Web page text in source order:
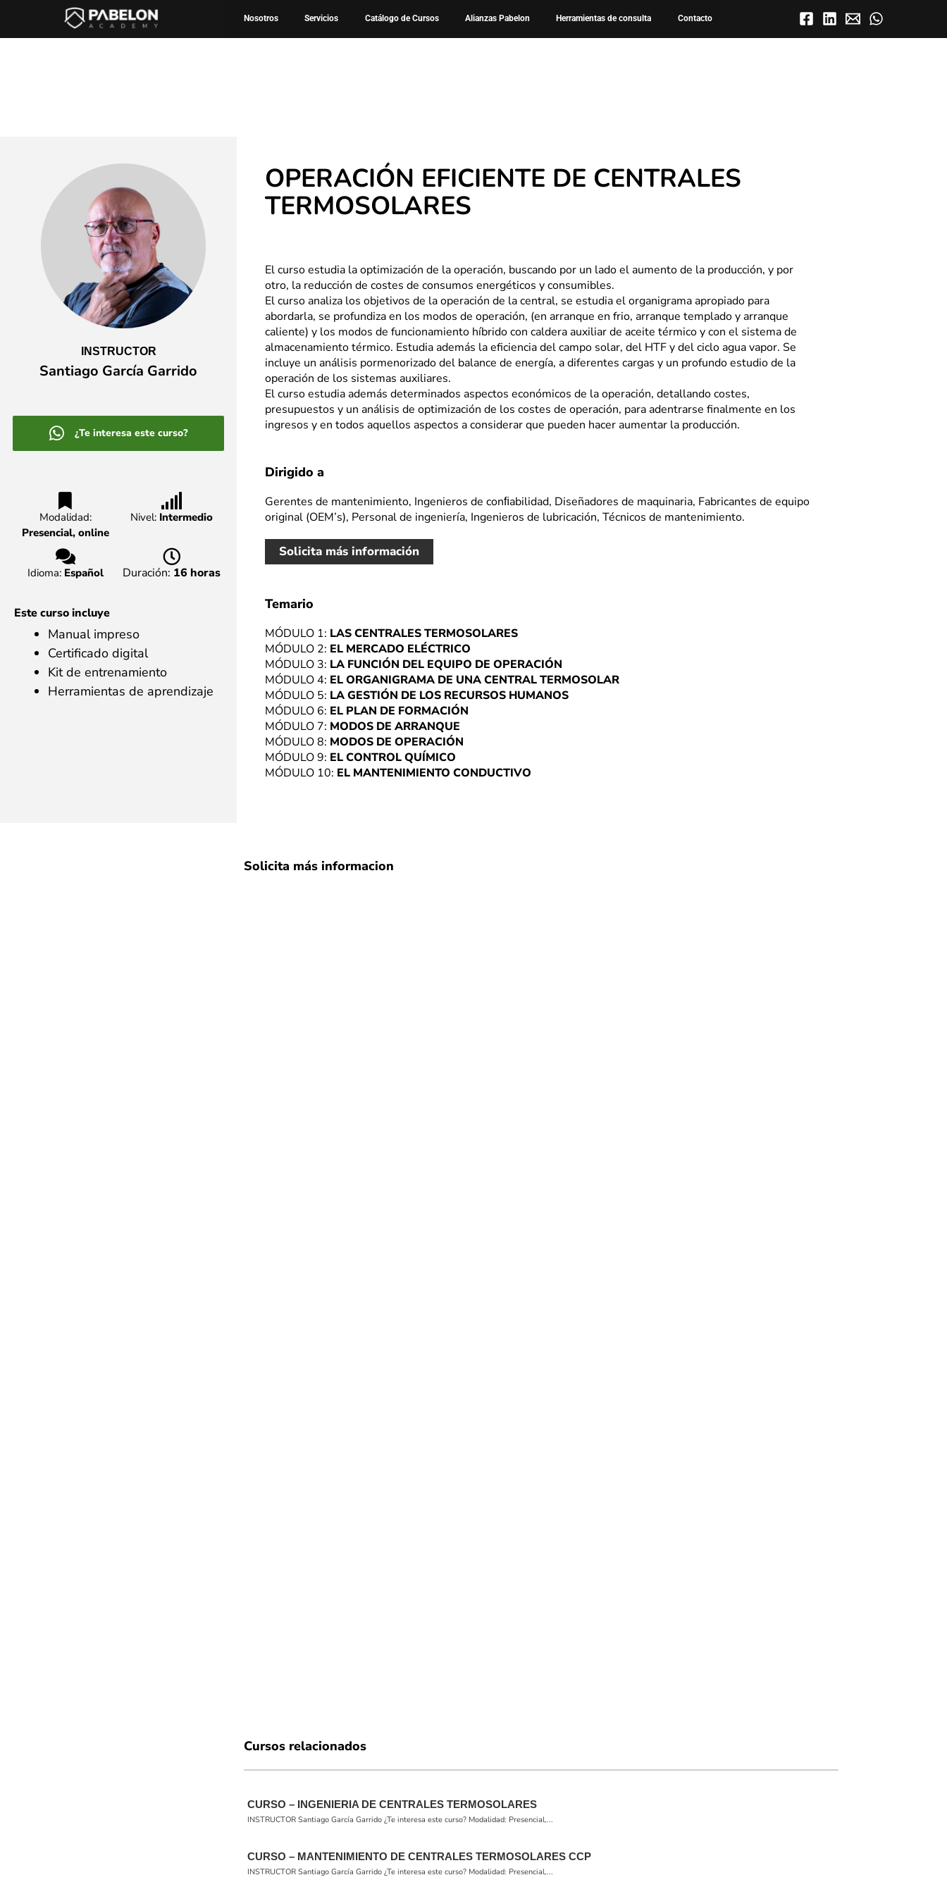
contenido
Nosotros Servicios Catálogo de Cursos Alianzas Pabelon Herramientas de consulta Contacto
Inicio Soluciones para empresas Catálogo de Cursos Curso – Operacion Eficiente de Centrales Termosolares
INSTRUCTOR
Santiago García Garrido
¿Te interesa este curso?
Modalidad:
Presencial, online
Nivel: Intermedio
Idioma: Español Duración: 16 horas
Este curso incluye
Manual impreso
Certificado digital
Kit de entrenamiento
Herramientas de aprendizaje
OPERACIÓN EFICIENTE DE CENTRALES
TERMOSOLARES
El curso estudia la optimización de la operación, buscando por un lado el aumento de la producción, y por
otro, la reducción de costes de consumos energéticos y consumibles.
El curso analiza los objetivos de la operación de la central, se estudia el organigrama apropiado para
abordarla, se profundiza en los modos de operación, (en arranque en frio, arranque templado y arranque
caliente) y los modos de funcionamiento híbrido con caldera auxiliar de aceite térmico y con el sistema de
almacenamiento térmico. Estudia además la eficiencia del campo solar, del HTF y del ciclo agua vapor. Se
incluye un análisis pormenorizado del balance de energía, a diferentes cargas y un profundo estudio de la
operación de los sistemas auxiliares.
El curso estudia además determinados aspectos económicos de la operación, detallando costes,
presupuestos y un análisis de optimización de los costes de operación, para adentrarse finalmente en los
ingresos y en todos aquellos aspectos a considerar que pueden hacer aumentar la producción.
Dirigido a
Gerentes de mantenimiento, Ingenieros de conﬁabilidad, Diseñadores de maquinaria, Fabricantes de equipo
original (OEM’s), Personal de ingeniería, Ingenieros de lubricación, Técnicos de mantenimiento.
Solicita más información
Temario
MÓDULO 1: LAS CENTRALES TERMOSOLARES
MÓDULO 2: EL MERCADO ELÉCTRICO
MÓDULO 3: LA FUNCIÓN DEL EQUIPO DE OPERACIÓN
MÓDULO 4: EL ORGANIGRAMA DE UNA CENTRAL TERMOSOLAR
MÓDULO 5: LA GESTIÓN DE LOS RECURSOS HUMANOS
MÓDULO 6: EL PLAN DE FORMACIÓN
MÓDULO 7: MODOS DE ARRANQUE
MÓDULO 8: MODOS DE OPERACIÓN
MÓDULO 9: EL CONTROL QUÍMICO
MÓDULO 10: EL MANTENIMIENTO CONDUCTIVO
Solicita más informacion
Cursos relacionados
CURSO – INGENIERIA DE CENTRALES TERMOSOLARES
INSTRUCTOR Santiago García Garrido ¿Te interesa este curso? Modalidad: Presencial,...
CURSO – MANTENIMIENTO DE CENTRALES TERMOSOLARES CCP
INSTRUCTOR Santiago García Garrido ¿Te interesa este curso? Modalidad: Presencial,...